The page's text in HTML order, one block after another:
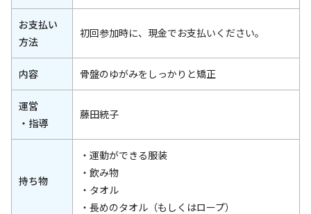
お支払い
方法
初回参加時に、現金でお支払いください。
内容 骨盤のゆがみをしっかりと矯正
運営
・指導
藤田統子
持ち物
・運動ができる服装
・飲み物
・タオル
・長めのタオル（もしくはロープ）